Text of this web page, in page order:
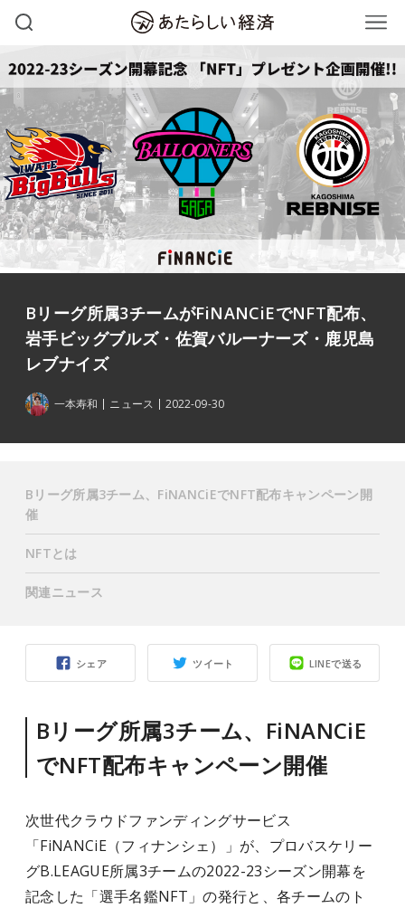
Bリーグ所属3チームがFiNANCiEでNFT配布、
岩手ビッグブルズ・佐賀バルーナーズ・鹿児島
レブナイズ
一本寿和 ニュース 2022-09-30
シェア ツイート LINEで送る
Bリーグ所属3チーム、FiNANCiE
でNFT配布キャンペーン開催
次世代クラウドファンディングサービス
「FiNANCiE（フィナンシェ）」が、プロバスケリー
グB.LEAGUE所属3チームの2022-23シーズン開幕を
記念した「選手名鑑NFT」の発行と、各チームのト
Bリーグ所属3チーム、FiNANCiEでNFT配布キャンペーン開
催
NFTとは
関連ニュース